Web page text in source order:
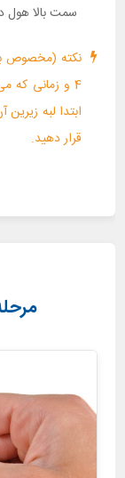
سمت بالا هول
نکته (مخصوص
4 و زمانی که
ابتدا لبه
قرار دهید.
مرحله 6: جداسازی